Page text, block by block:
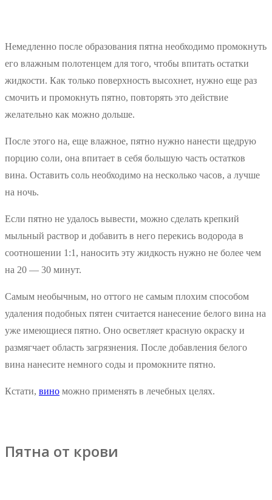
Немедленно после образования пятна необходимо промокнуть
его влажным полотенцем для того, чтобы впитать остатки
жидкости. Как только поверхность высохнет, нужно еще раз
смочить и промокнуть пятно, повторять это действие
желательно как можно дольше.
После этого на, еще влажное, пятно нужно нанести щедрую
порцию соли, она впитает в себя большую часть остатков
вина. Оставить соль необходимо на несколько часов, а лучше
на ночь.
Если пятно не удалось вывести, можно сделать крепкий
мыльный раствор и добавить в него перекись водорода в
соотношении 1:1, наносить эту жидкость нужно не более чем
на 20 — 30 минут.
Самым необычным, но оттого не самым плохим способом
удаления подобных пятен считается нанесение белого вина на
уже имеющиеся пятно. Оно осветляет красную окраску и
размягчает область загрязнения. После добавления белого
вина нанесите немного соды и промокните пятно.
Кстати, вино можно применять в лечебных целях.
Пятна от крови